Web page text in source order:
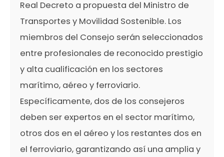
Real Decreto a propuesta del Ministro de
Transportes y Movilidad Sostenible. Los
miembros del Consejo serán seleccionados
entre profesionales de reconocido prestigio
y alta cualificación en los sectores
marítimo, aéreo y ferroviario.
Específicamente, dos de los consejeros
deben ser expertos en el sector marítimo,
otros dos en el aéreo y los restantes dos en
el ferroviario, garantizando así una amplia y